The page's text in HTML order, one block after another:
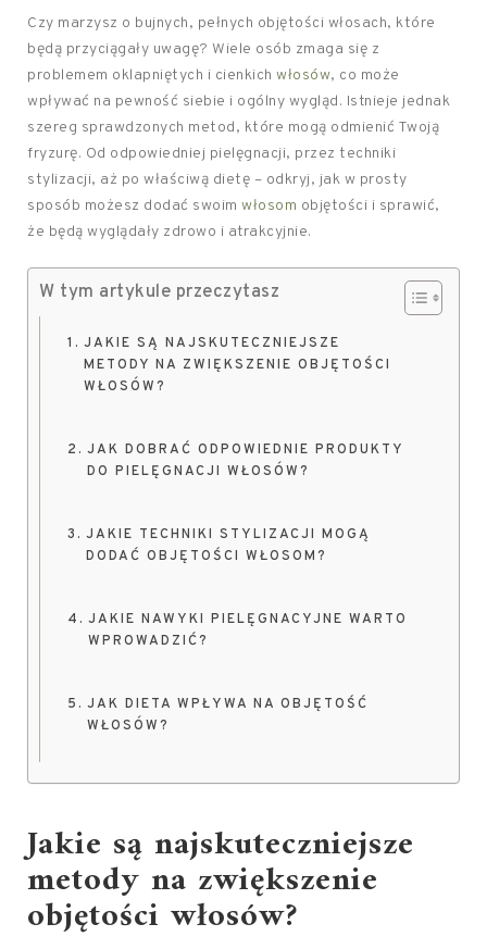
Czy marzysz o bujnych, pełnych objętości włosach, które
będą przyciągały uwagę? Wiele osób zmaga się z
problemem oklapniętych i cienkich włosów, co może
wpływać na pewność siebie i ogólny wygląd. Istnieje jednak
szereg sprawdzonych metod, które mogą odmienić Twoją
fryzurę. Od odpowiedniej pielęgnacji, przez techniki
stylizacji, aż po właściwą dietę – odkryj, jak w prosty
sposób możesz dodać swoim włosom objętości i sprawić,
że będą wyglądały zdrowo i atrakcyjnie.
W tym artykule przeczytasz
JAKIE SĄ NAJSKUTECZNIEJSZE
METODY NA ZWIĘKSZENIE OBJĘTOŚCI
WŁOSÓW?
JAK DOBRAĆ ODPOWIEDNIE PRODUKTY
DO PIELĘGNACJI WŁOSÓW?
JAKIE TECHNIKI STYLIZACJI MOGĄ
DODAĆ OBJĘTOŚCI WŁOSOM?
JAKIE NAWYKI PIELĘGNACYJNE WARTO
WPROWADZIĆ?
JAK DIETA WPŁYWA NA OBJĘTOŚĆ
WŁOSÓW?
Jakie są najskuteczniejsze
metody na zwiększenie
objętości włosów?